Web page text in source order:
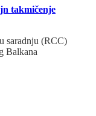
takmičenje
saradnju (RCC)
Balkana